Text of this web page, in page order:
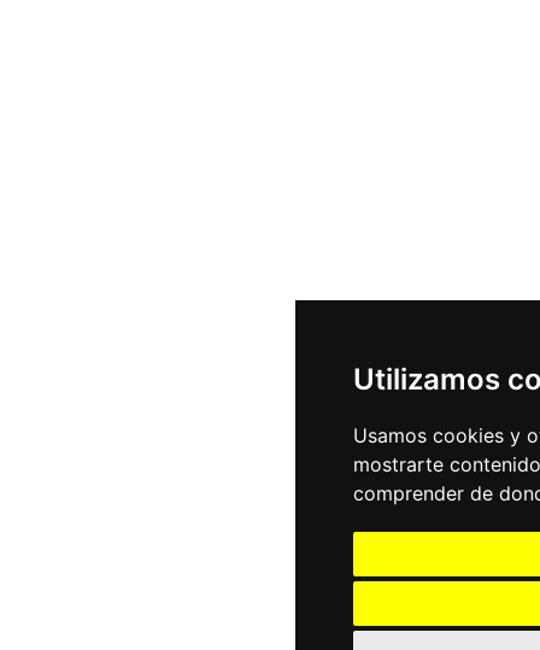
Utilizamos
Usamos cookies y
mostrarte
comprender de